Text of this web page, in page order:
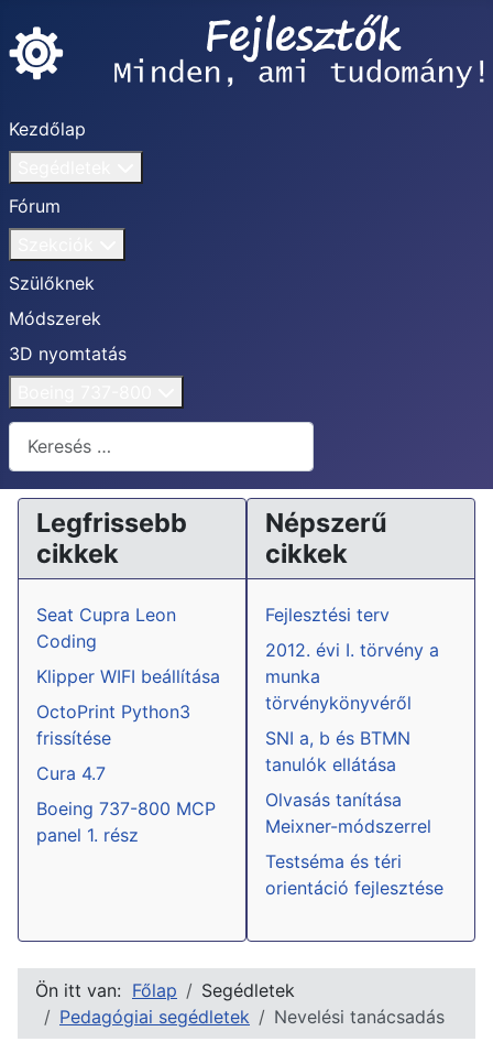
Kezdőlap
Fórum
Szülőknek
Módszerek
3D nyomtatás
Keresés...
Legfrissebb
cikkek
Seat Cupra Leon
Coding
Klipper WIFI beállítása
OctoPrint Python3
frissítése
Cura 4.7
Boeing 737-800 MCP
panel 1. rész
Népszerű
cikkek
Fejlesztési terv
2012. évi I. törvény a
munka
törvénykönyvéről
SNI a, b és BTMN
tanulók ellátása
Olvasás tanítása
Meixner-módszerrel
Testséma és téri
orientáció fejlesztése
Ön itt van: Főlap
Segédletek
Pedagógiai segédletek
Nevelési tanácsadás